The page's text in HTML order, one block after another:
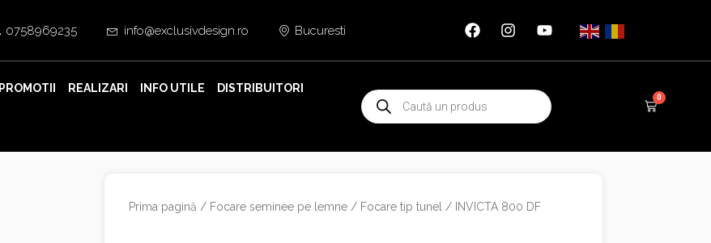
0758969235 info@exclusivdesign.ro Bucuresti
PROMOTII REALIZARI INFO UTILE DISTRIBUITORI
Products
search
0
Cart
Prima pagină / Focare seminee pe lemne / Focare tip tunel / INVICTA 800 DF